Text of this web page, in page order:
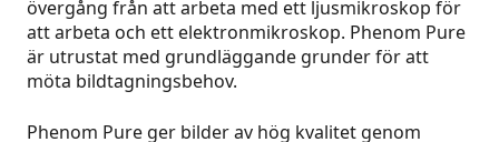
övergång från att arbeta med ett ljusmikroskop för
att arbeta och ett elektronmikroskop. Phenom Pure
är utrustat med grundläggande grunder för att
möta bildtagningsbehov.
Phenom Pure ger bilder av hög kvalitet genom